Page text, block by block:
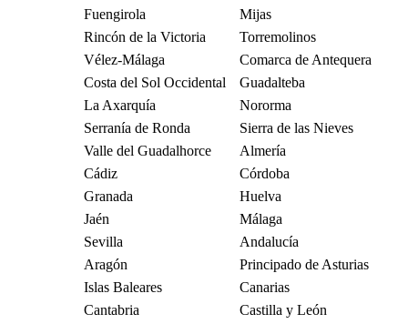
Fuengirola
Mijas
Rincón de la Victoria
Torremolinos
Vélez-Málaga
Comarca de Antequera
Costa del Sol Occidental
Guadalteba
La Axarquía
Nororma
Serranía de Ronda
Sierra de las Nieves
Valle del Guadalhorce
Almería
Cádiz
Córdoba
Granada
Huelva
Jaén
Málaga
Sevilla
Andalucía
Aragón
Principado de Asturias
Islas Baleares
Canarias
Cantabria
Castilla y León